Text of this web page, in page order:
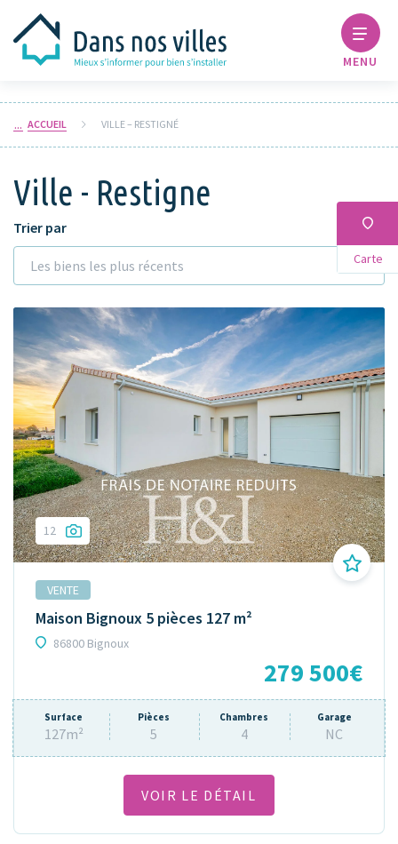
MENU
ACCUEIL VILLE – RESTIGNÉ
Ville - Restigne
Carte
Trier par
Les biens les plus récents
12
VENTE
Maison Bignoux 5 pièces 127 m²
86800 Bignoux
279 500€
Surface
127m²
Pièces
5
Chambres
4
Garage
NC
VOIR LE DÉTAIL